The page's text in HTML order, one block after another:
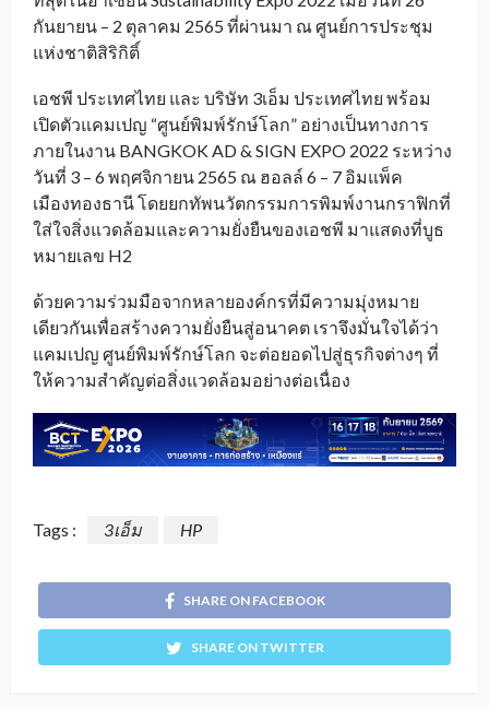
กันยายน – 2 ตุลาคม 2565 ที่ผ่านมา ณ ศูนย์การประชุม
แห่งชาติสิริกิติ์
เอชพี ประเทศไทย และ บริษัท 3เอ็ม ประเทศไทย พร้อม
เปิดตัวแคมเปญ “ศูนย์พิมพ์รักษ์โลก” อย่างเป็นทางการ
ภายในงาน BANGKOK AD & SIGN EXPO 2022 ระหว่าง
วันที่ 3 – 6 พฤศจิกายน 2565 ณ ฮอลล์ 6 – 7 อิมแพ็ค
เมืองทองธานี โดยยกทัพนวัตกรรมการพิมพ์งานกราฟิกที่
ใส่ใจสิ่งแวดล้อมและความยั่งยืนของเอชพี มาแสดงที่บูธ
หมายเลข H2
ด้วยความร่วมมือจากหลายองค์กรที่มีความมุ่งหมาย
เดียวกันเพื่อสร้างความยั่งยืนสู่อนาคต เราจึงมั่นใจได้ว่า
แคมเปญ ศูนย์พิมพ์รักษ์โลก จะต่อยอดไปสู่ธุรกิจต่างๆ ที่
ให้ความสำคัญต่อสิ่งแวดล้อมอย่างต่อเนื่อง
Tags : 3เอ็ม HP
SHARE ON FACEBOOK
SHARE ON TWITTER